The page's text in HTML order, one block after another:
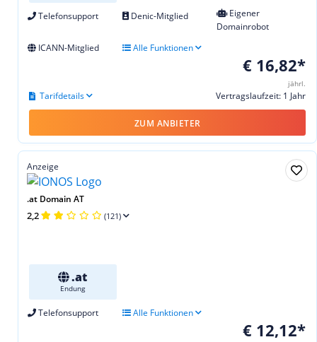
Telefonsupport Denic-Mitglied
Eigener
Domainrobot
ICANN-Mitglied
Alle Funktionen
€ 16,82*
jährl.
Vertragslaufzeit: 1 Jahr
Tarifdetails
ZUM ANBIETER
Anzeige
.at Domain AT
2,2 (121)
.at
Endung
Telefonsupport Alle Funktionen
€ 12,12*